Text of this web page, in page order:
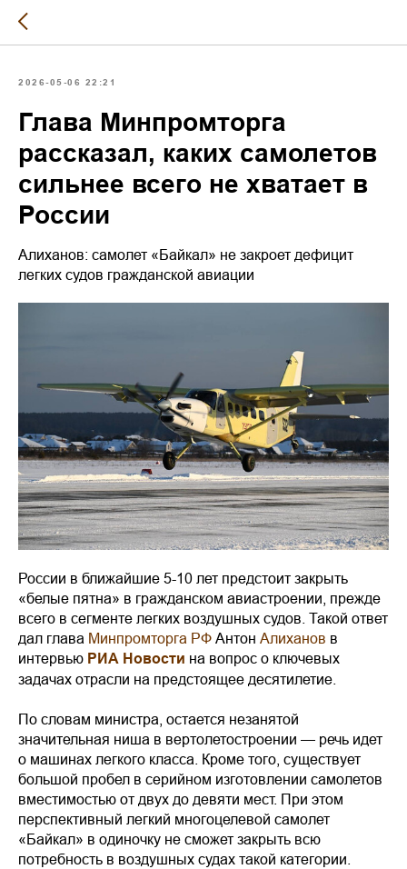
2026-05-06 22:21
Глава Минпромторга
рассказал, каких самолетов
сильнее всего не хватает в
России
Алиханов: самолет «Байкал» не закроет дефицит
легких судов гражданской авиации
России в ближайшие 5-10 лет предстоит закрыть
«белые пятна» в гражданском авиастроении, прежде
всего в сегменте легких воздушных судов. Такой ответ
дал глава Минпромторга РФ Антон Алиханов в
интервью РИА Новости на вопрос о ключевых
задачах отрасли на предстоящее десятилетие.
По словам министра, остается незанятой
значительная ниша в вертолетостроении — речь идет
о машинах легкого класса. Кроме того, существует
большой пробел в серийном изготовлении самолетов
вместимостью от двух до девяти мест. При этом
перспективный легкий многоцелевой самолет
«Байкал» в одиночку не сможет закрыть всю
потребность в воздушных судах такой категории.